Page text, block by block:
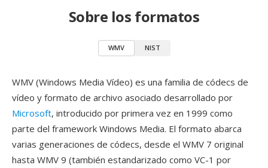
Sobre los formatos
WMV NIST
WMV (Windows Media Vídeo) es una familia de códecs de
vídeo y formato de archivo asociado desarrollado por
Microsoft, introducido por primera vez en 1999 como
parte del framework Windows Media. El formato abarca
varias generaciones de códecs, desde el WMV 7 original
hasta WMV 9 (también estandarizado como VC-1 por